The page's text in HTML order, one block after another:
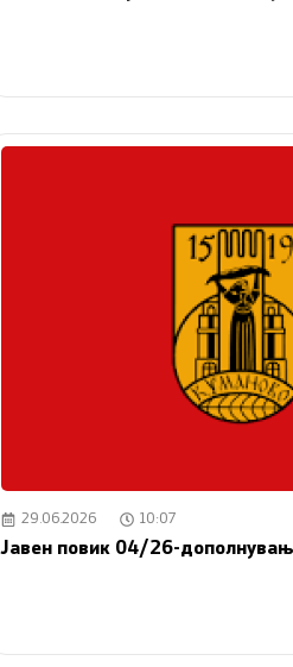
29.06.2026 10:07
Јавен повик 04/26-